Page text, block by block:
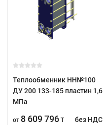
Теплообменник НН№100
ДУ 200 133-185 пластин 1,6
МПа
от 8 609 796 T без НДС